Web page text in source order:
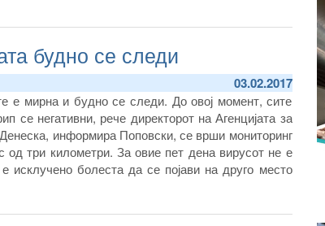
будно се следи
03.02.2017
е мирна и будно се следи. До овој момент, сите
се негативни, рече директорот на Агенцијата за
информира Поповски, се врши мониторинг
три километри. За овие пет дена вирусот не е
болеста да се појави на друго место